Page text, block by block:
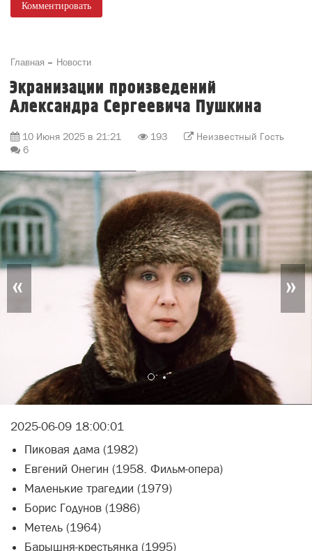
Комментировать
Главная Новости
Экранизации произведений
Александра Сергеевича Пушкина
10 Июня 2025 в 21:21 193
Неизвестный Гость
6
« »
2025-06-09 18:00:01
Пиковая дама (1982)
Евгений Онегин (1958. Фильм-опера)
Маленькие трагедии (1979)
Борис Годунов (1986)
Метель (1964)
Барышня-крестьянка (1995)